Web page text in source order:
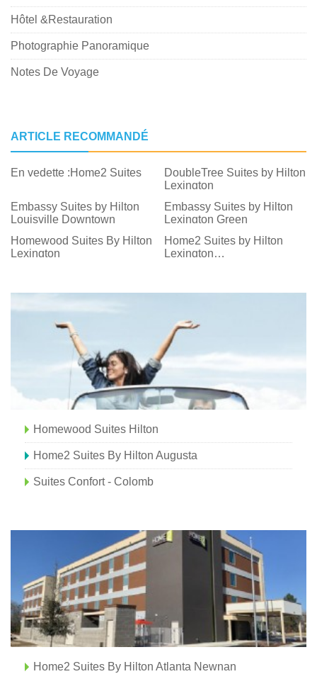
Hôtel &Restauration
Photographie Panoramique
Notes De Voyage
ARTICLE RECOMMANDÉ
En vedette :Home2 Suites
DoubleTree Suites by Hilton
Lexington
Embassy Suites by Hilton
Louisville Downtown
Embassy Suites by Hilton
Lexington Green
Homewood Suites By Hilton
Lexington
Home2 Suites by Hilton
Lexington
Homewood Suites Hilton
Home2 Suites By Hilton Augusta
Suites Confort - Colomb
Home2 Suites By Hilton Atlanta Newnan